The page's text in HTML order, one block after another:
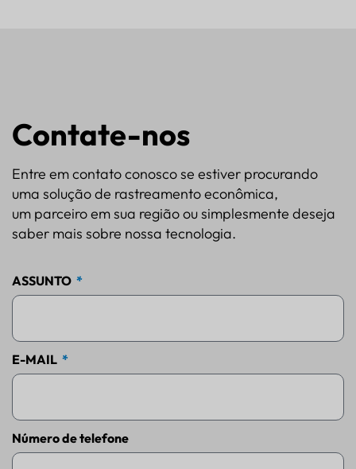
Contate-nos
Entre em contato conosco se estiver procurando
uma solução de rastreamento econômica,
um parceiro em sua região ou simplesmente deseja
saber mais sobre nossa tecnologia.
ASSUNTO
E-MAIL
Número de telefone